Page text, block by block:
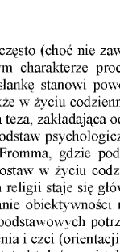
(choć nie
charakterze
stanowi
w życiu
teza, zakładająca
gdzie
w  życiu
religii staje się
i czci